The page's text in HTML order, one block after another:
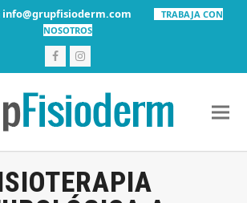
info@grupfisioderm.com
TRABAJA CON
NOSOTROS
FacebookInstagram